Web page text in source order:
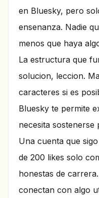
en Bluesky, pero
ensenanza. Nadie
menos que haya
La estructura que
solucion, leccion.
caracteres si es
Bluesky te permite
necesita sostenerse
Una cuenta que
de 200 likes solo
honestas de
conectan con algo